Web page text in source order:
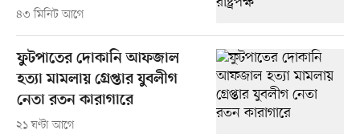
৪৩ মিনিট আগে
ফুটপাতের দোকানি আফজাল
হত্যা মামলায় গ্রেপ্তার যুবলীগ
নেতা রতন কারাগারে
২১ ঘণ্টা আগে